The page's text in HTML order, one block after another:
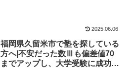
2025.06.06
福岡県久留米市で塾を探している
方へ|不安だった数Ⅲも偏差値70
までアップし、大学受験に成功し